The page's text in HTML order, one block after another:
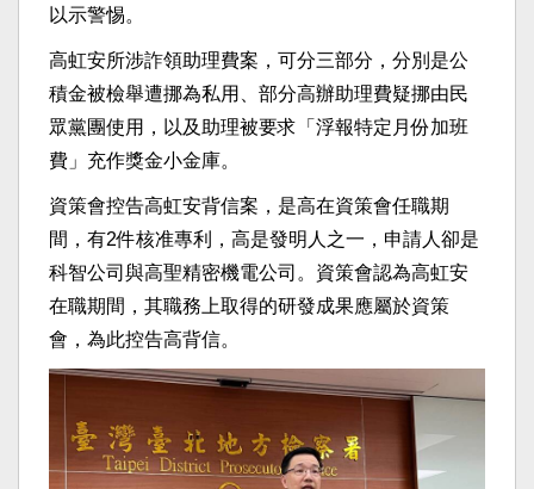
以示警惕。
高虹安所涉詐領助理費案，可分三部分，分別是公
積金被檢舉遭挪為私用、部分高辦助理費疑挪由民
眾黨團使用，以及助理被要求「浮報特定月份加班
費」充作獎金小金庫。
資策會控告高虹安背信案，是高在資策會任職期
間，有2件核准專利，高是發明人之一，申請人卻是
科智公司與高聖精密機電公司。資策會認為高虹安
在職期間，其職務上取得的研發成果應屬於資策
會，為此控告高背信。